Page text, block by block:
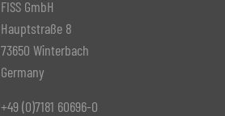
FISS GmbH
Hauptstraße 8
73650 Winterbach
Germany
+49 (0)7181 60696-0